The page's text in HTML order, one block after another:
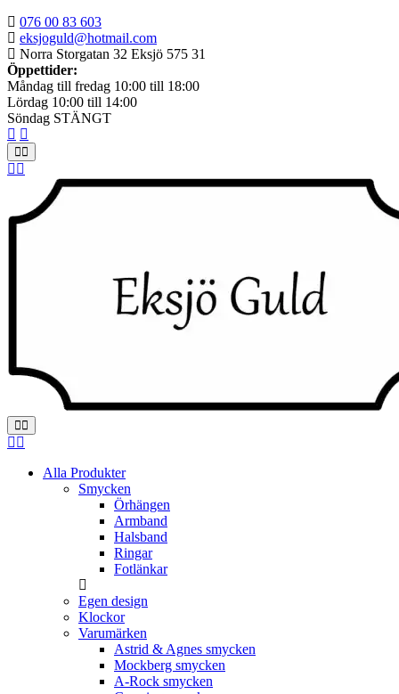
076 00 83 603
eksjoguld@hotmail.com
Norra Storgatan 32 Eksjö 575 31
Öppettider:
Måndag till fredag 10:00 till 18:00
Lördag 10:00 till 14:00
Söndag STÄNGT
Alla Produkter
Smycken
Örhängen
Armband
Halsband
Ringar
Fotlänkar
Egen design
Klockor
Varumärken
Astrid & Agnes smycken
Mockberg smycken
A-Rock smycken